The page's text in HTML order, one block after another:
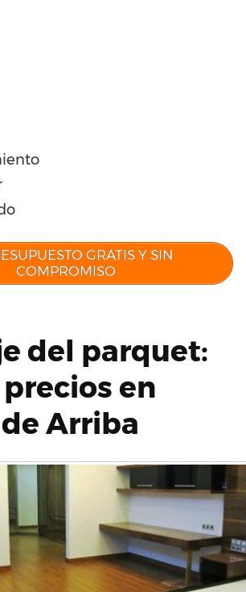
GRATIS Y SIN
COMPROMISO
del parquet:
en
Arriba